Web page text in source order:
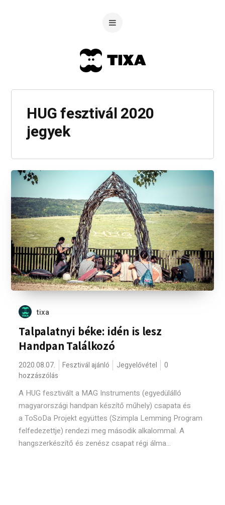
HUG fesztivál 2020
jegyek
tixa
Talpalatnyi béke: idén is lesz
Handpan Találkozó
2020.08.07. Fesztivál ajánló Jegyelővétel
0
hozzászólás
A HUG fesztivált a MAG Instruments (egyedülálló
magyarországi handpan készítő műhely) csapata és
a ToSoDa Projekt együttes (Szimpla Lemming Program
felfedezettje) rendezi meg második alkalommal. A
hangszerkészítő és zenész csapat régi álma...